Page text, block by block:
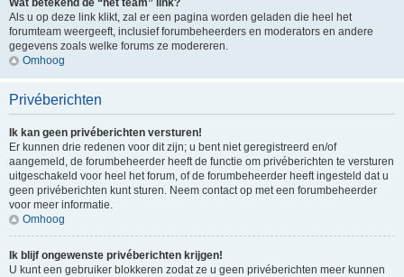
Wat betekend de “het team” link?
Als u op deze link klikt, zal er een pagina worden geladen die heel het
forumteam weergeeft, inclusief forumbeheerders en moderators en andere
gegevens zoals welke forums ze modereren.
Omhoog
Privéberichten
Ik kan geen privéberichten versturen!
Er kunnen drie redenen voor dit zijn; u bent niet geregistreerd en/of
aangemeld, de forumbeheerder heeft de functie om privéberichten te versturen
uitgeschakeld voor heel het forum, of de forumbeheerder heeft ingesteld dat u
geen privéberichten kunt sturen. Neem contact op met een forumbeheerder
voor meer informatie.
Omhoog
Ik blijf ongewenste privéberichten krijgen!
U kunt een gebruiker blokkeren zodat ze u geen privéberichten meer kunnen